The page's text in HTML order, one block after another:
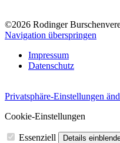
©2026 Rodinger
Navigation überspringen
Impressum
Datenschutz
Privatsphäre-Einstellungen
Cookie-Einstellungen
Essenziell Details